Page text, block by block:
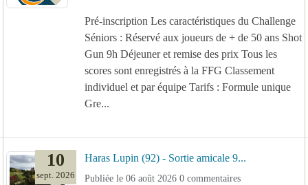
Pré-inscription Les caractéristiques du Challenge
Séniors : Réservé aux joueurs de + de 50 ans Shot
Gun 9h Déjeuner et remise des prix Tous les
scores sont enregistrés à la FFG Classement
individuel et par équipe Tarifs : Formule unique
Gre...
10
sept. 2026
Haras Lupin (92) - Sortie amicale 9...
Publiée le 06 août 2026 0 commentaires